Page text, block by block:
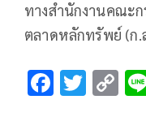
ทางสำนักงานคณะ
ตลาดหลักทรัพย์ (ก.
F T C